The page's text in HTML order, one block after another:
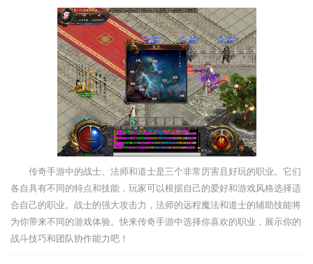
传奇手游中的战士、法师和道士是三个非常厉害且好玩的职业。它们
各自具有不同的特点和技能，玩家可以根据自己的爱好和游戏风格选择适
合自己的职业。战士的强大攻击力，法师的远程魔法和道士的辅助技能将
为你带来不同的游戏体验。快来传奇手游中选择你喜欢的职业，展示你的
战斗技巧和团队协作能力吧！